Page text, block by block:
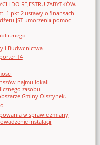
DO REJESTRU ZABYTKÓW.
1 pkt 2 ustawy o finansach
JST umorzenia pomoc
i Budwonictwa
T4
najmu lokali
zasobu
Gminy Olsztynek.
w sprawie zmiany
instalacji